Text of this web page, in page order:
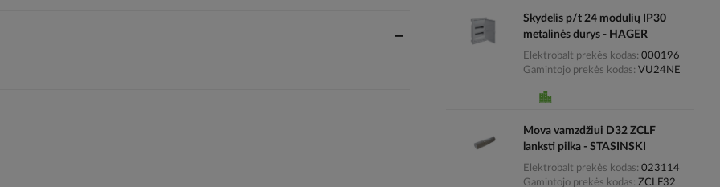
Skydelis p/t 24 modulių IP30
metalinės durys - HAGER
Elektrobalt prekės kodas 000196
Gamintojo prekės kodas VU24NE
Mova vamzdžiui D32 ZCLF
lanksti pilka - STASINSKI
Elektrobalt prekės kodas 023114
Gamintojo prekės kodas ZCLF32